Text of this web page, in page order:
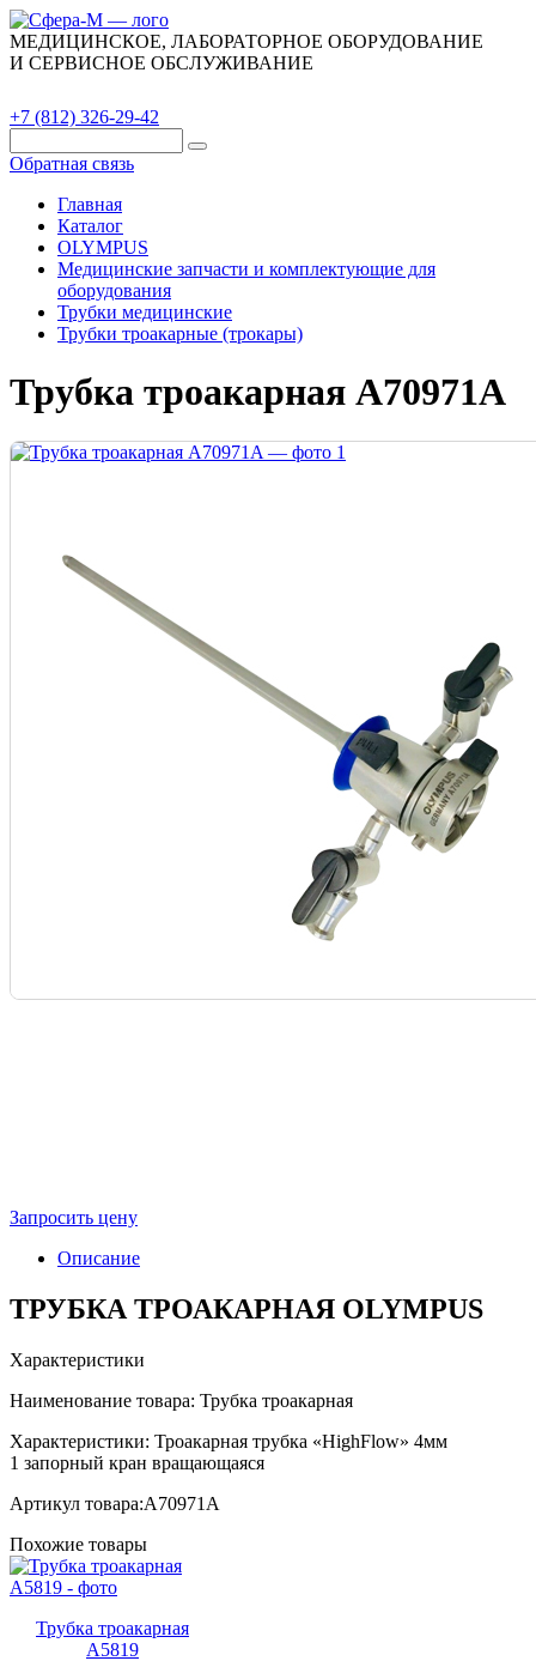
МЕДИЦИНСКОЕ, ЛАБОРАТОРНОЕ ОБОРУДОВАНИЕ
И СЕРВИСНОЕ ОБСЛУЖИВАНИЕ
+7 (812) 326-29-42
Обратная связь
Главная
Каталог
OLYMPUS
Медицинские запчасти и комплектующие для
оборудования
Трубки медицинские
Трубки троакарные (трокары)
Трубка троакарная A70971A
Запросить цену
Описание
ТРУБКА ТРОАКАРНАЯ OLYMPUS
Характеристики
Наименование товара: Трубка троакарная
Характеристики: Троакарная трубка «HighFlow» 4мм
1 запорный кран вращающаяся
Артикул товара:A70971A
Похожие товары
Трубка троакарная
A5819